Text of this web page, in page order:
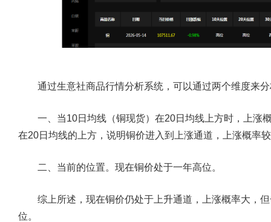
通过生意社商品行情分析系统，可以通过两个维度来
一、当10日均线（铜现货）在20日均线上方时，上涨
在20日均线的上方，说明铜价进入到上涨通道，上涨概率
二、当前的位置。现在铜价处于一年高位。
综上所述，现在铜价仍处于上升通道，上涨概率大，但
位。